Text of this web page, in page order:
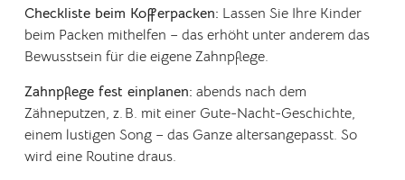
Checkliste beim Kofferpacken: Lassen Sie Ihre Kinder
beim Packen mithelfen – das erhöht unter anderem das
Bewusstsein für die eigene Zahnpflege.
Zahnpflege fest einplanen: abends nach dem
Zähneputzen, z. B. mit einer Gute-Nacht-Geschichte,
einem lustigen Song – das Ganze altersangepasst. So
wird eine Routine draus.